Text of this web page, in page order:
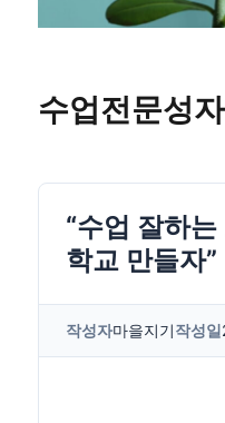
수업전문성
“수업 잘하
학교 만들자”
작성자마을지기작성일